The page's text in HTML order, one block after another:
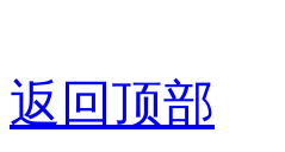
返回顶部